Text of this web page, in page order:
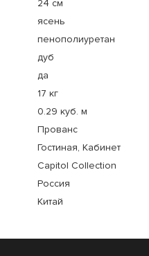
24 см
ясень
пенополиуретан
дуб
да
17 кг
0.29 куб. м
Прованс
Гостиная, Кабинет
Capitol Collection
Россия
Китай